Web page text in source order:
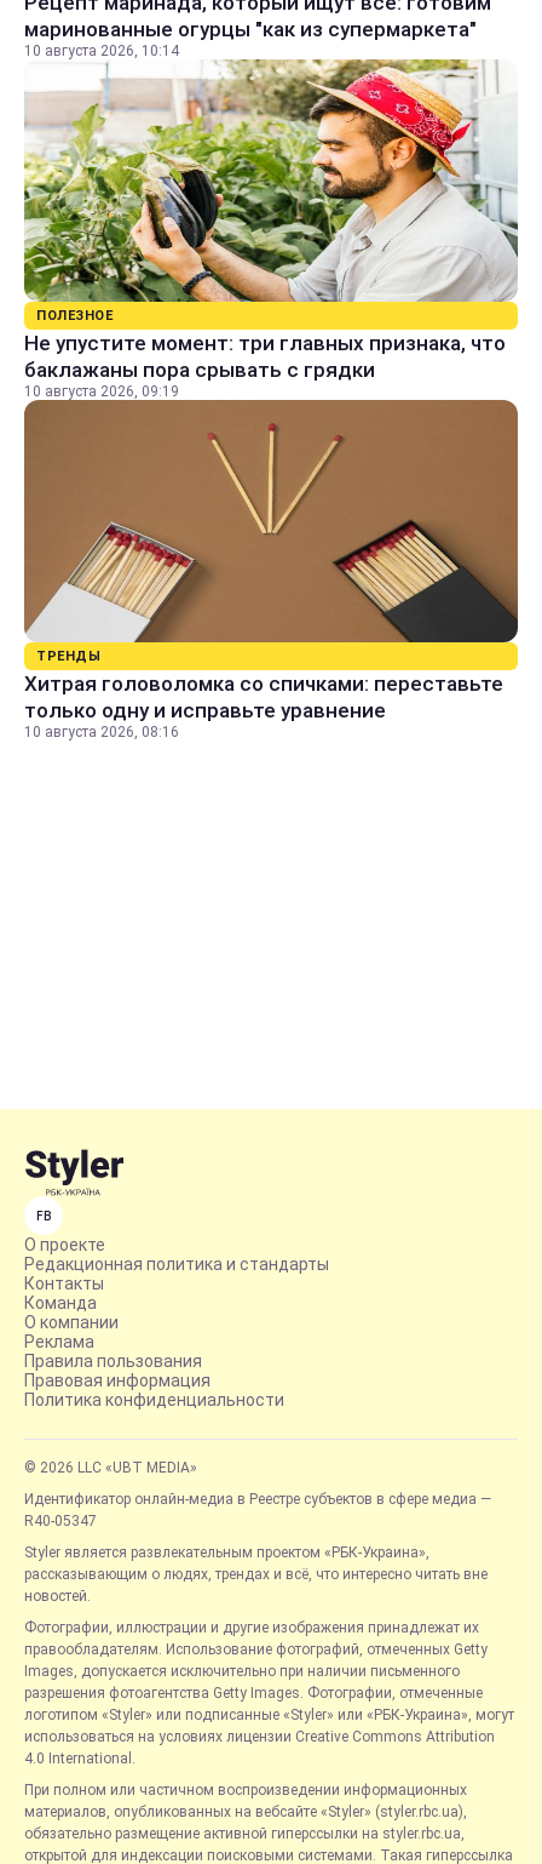
маринованные огурцы "как из супермаркета"
10 августа 2026, 10:14
ПОЛЕЗНОЕ
Не упустите момент: три главных признака, что
баклажаны пора срывать с грядки
10 августа 2026, 09:19
ТРЕНДЫ
Хитрая головоломка со спичками: переставьте
только одну и исправьте уравнение
10 августа 2026, 08:16
FB
О проекте
Редакционная политика и стандарты
Контакты
Команда
О компании
Реклама
Правила пользования
Правовая информация
Политика конфиденциальности
© 2026 LLC «UBT MEDIA»
Идентификатор онлайн-медиа в Реестре субъектов в сфере медиа —
R40-05347
Styler является развлекательным проектом «РБК-Украина»,
рассказывающим о людях, трендах и всё, что интересно читать вне
новостей.
Фотографии, иллюстрации и другие изображения принадлежат их
правообладателям. Использование фотографий, отмеченных Getty
Images, допускается исключительно при наличии письменного
разрешения фотоагентства Getty Images. Фотографии, отмеченные
логотипом «Styler» или подписанные «Styler» или «РБК-Украина», могут
использоваться на условиях лицензии Creative Commons Attribution
4.0 International.
При полном или частичном воспроизведении информационных
материалов, опубликованных на вебсайте «Styler» (styler.rbc.ua),
обязательно размещение активной гиперссылки на styler.rbc.ua,
открытой для индексации поисковыми системами. Такая гиперссылка